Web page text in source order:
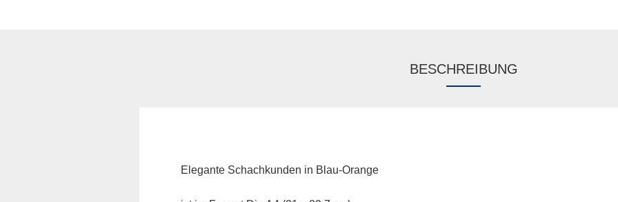
BESCHREIBUNG
Elegante Schachkunden in Blau-Orange